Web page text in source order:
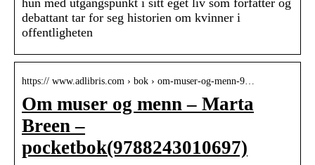
hun med utgangspunkt i sitt eget liv som forfatter og
debattant tar for seg historien om kvinner i
offentligheten
https:// www.adlibris.com › bok › om-muser-og-menn-9…
Om muser og menn – Marta
Breen –
pocketbok(9788243010697)